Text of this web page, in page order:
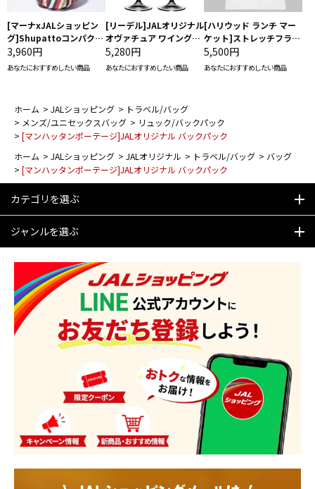
[マーナxJALショッピン
グ]Shupattoコンパクト
バッグ Drop JAL客室乗
務員（LC）スカーフ柄
3,960円
あなたにおすすめしたい商品
[リーデル]JALオリジナル
オヴァチュア ワイングラ
ス2脚セット（レッドワイ
ン）
5,280円
あなたにおすすめしたい商品
[ハリウッド ランチ マー
ケット]ストレッチフライ
ス クルーネック別注半袖
Ｔシャツ
5,500円
あなたにおすすめしたい商品
ホーム > JALショッピング > トラベル/バッグ
> メンズ/ユニセックスバッグ > リュック/バックパック
> [マンハッタンポーテージ]JALオリジナル バックパック
ホーム > JALショッピング > JALオリジナル > トラベル/バッグ > バッグ
> [マンハッタンポーテージ]JALオリジナル バックパック
カテゴリを選ぶ
ジャンルを選ぶ